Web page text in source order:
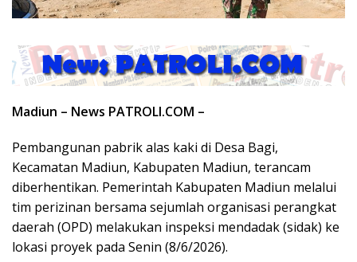
Madiun – News PATROLI.COM –
Pembangunan pabrik alas kaki di Desa Bagi,
Kecamatan Madiun, Kabupaten Madiun, terancam
diberhentikan. Pemerintah Kabupaten Madiun melalui
tim perizinan bersama sejumlah organisasi perangkat
daerah (OPD) melakukan inspeksi mendadak (sidak) ke
lokasi proyek pada Senin (8/6/2026).